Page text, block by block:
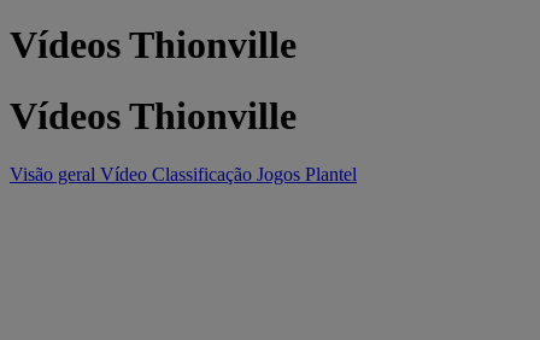
Vídeos Thionville
Vídeos Thionville
Visão geral Vídeo Classificação Jogos Plantel